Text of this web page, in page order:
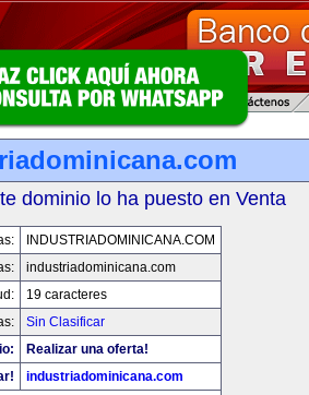
dominio lo ha puesto en Venta
INDUSTRIADOMINICANA.COM
industriadominicana.com
19 caracteres
Sin Clasificar
Realizar una oferta!
industriadominicana.com